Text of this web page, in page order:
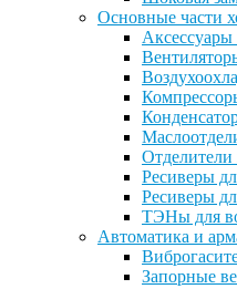
Основные части
Аксессуары
Отделители
Ресиверы
Ресиверы
ТЭНы для
Автоматика и
Запорные